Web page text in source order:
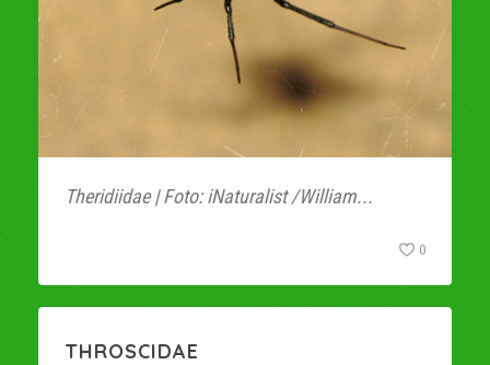
Theridiidae | Foto: iNaturalist /William...
0
THROSCIDAE